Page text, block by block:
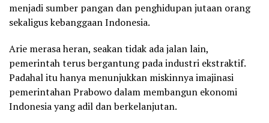
menjadi sumber pangan dan penghidupan jutaan orang
sekaligus kebanggaan Indonesia.
Arie merasa heran, seakan tidak ada jalan lain,
pemerintah terus bergantung pada industri ekstraktif.
Padahal itu hanya menunjukkan miskinnya imajinasi
pemerintahan Prabowo dalam membangun ekonomi
Indonesia yang adil dan berkelanjutan.